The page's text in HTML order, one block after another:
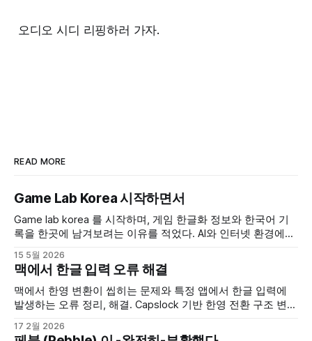
오디오 시디 리핑하러 가자.
READ MORE
Game Lab Korea 시작하면서
Game lab korea 를 시작하며, 게임 한글화 정보와 한국어 기
록을 한곳에 남겨보려는 이유를 적었다. AI와 인터넷 환경에서
아카이브와 커뮤니티가 어떤 역할을 할 수 있을지 개인 사이드
프로젝트의 출발점으로 정리했다.
15 5월 2026
맥에서 한글 입력 오류 해결
맥에서 한영 변환이 씹히는 문제와 특정 앱에서 한글 입력에
발생하는 오류 정리, 해결. Capslock 기반 한영 전환 구조 변
설정 변경과 캐시 삭제 같은 현실적인 해결 방법 작성.
17 2월 2026